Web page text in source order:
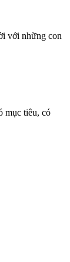
với những con
mục tiêu, có